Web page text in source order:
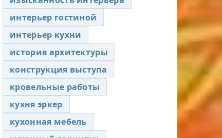
интерьер гостиной
интерьер кухни
история архитектуры
конструкция выступа
кровельные работы
кухня эркер
кухонная мебель